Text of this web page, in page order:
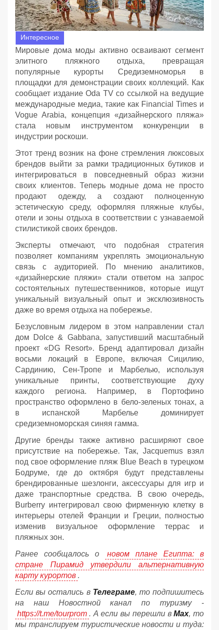
Интересное
Мировые дома моды активно осваивают сегмент
элитного пляжного отдыха, превращая
популярные курорты Средиземноморья в
площадки для демонстрации своих коллекций. Как
сообщает издание Oda TV со ссылкой на ведущие
международные медиа, такие как Financial Times и
Vogue Arabia, концепция «дизайнерского пляжа»
стала новым инструментом конкуренции в
индустрии роскоши.
Этот тренд возник на фоне стремления люксовых
брендов выйти за рамки традиционных бутиков и
интегрироваться в повседневный образ жизни
своих клиентов. Теперь модные дома не просто
продают одежду, а создают полноценную
эстетическую среду, оформляя пляжные клубы,
отели и зоны отдыха в соответствии с узнаваемой
стилистикой своих брендов.
Эксперты отмечают, что подобная стратегия
позволяет компаниям укреплять эмоциональную
связь с аудиторией. По мнению аналитиков,
«дизайнерские пляжи» стали ответом на запрос
состоятельных путешественников, которые ищут
уникальный визуальный опыт и эксклюзивность
даже во время отдыха на побережье.
Безусловным лидером в этом направлении стал
дом Dolce & Gabbana, запустивший масштабный
проект «DG Resort». Бренд адаптировал дизайн
восьми локаций в Европе, включая Сицилию,
Сардинию, Сен-Тропе и Марбелью, используя
уникальные принты, соответствующие духу
каждого региона. Например, в Портофино
пространство оформлено в бело-зеленых тонах, а
в испанской Марбелье доминирует
средиземноморская синяя гамма.
Другие бренды также активно расширяют свое
присутствие на побережье. Так, Jacquemus взял
под свое оформление пляж Blue Beach в турецком
Бодруме, где до октября будут представлены
брендированные шезлонги, аксессуары для игр и
даже транспортные средства. В свою очередь,
Burberry интегрировал свою фирменную клетку в
интерьеры отелей Франции и Греции, полностью
изменив визуальное оформление террас и
пляжных зон.
Ранее сообщалось о
новом плане Египта: в
стране Пирамид утвердили альтернативную
карту курортов .
Если вы остались в Телеграме, то подпишитесь
на наш Новостной канал по туризму -
https://t.me/tourprom . А если вы перешли вМах, то
мы транслируем туристические новости и туда: